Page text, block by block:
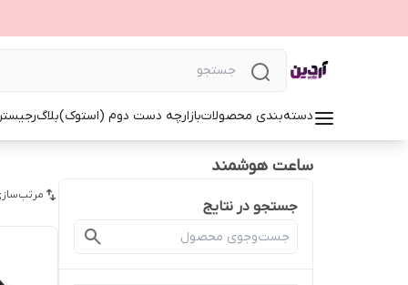
دسته‌بندی محصولاتبازارچه دست دوم (استوک)بلاگ
ساعت هوشمند
جستجو در نتایج